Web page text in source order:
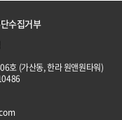
수집거부
호 (가산동, 한라 원앤원타워)